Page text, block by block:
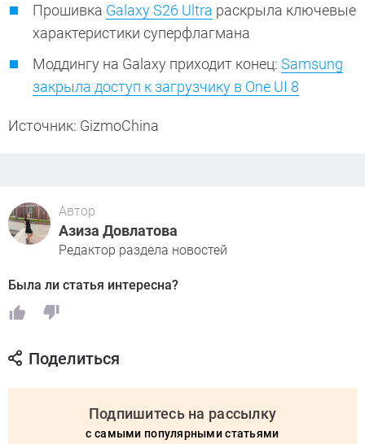
Прошивка Galaxy S26 Ultra раскрыла ключевые
характеристики суперфлагмана
Моддингу на Galaxy приходит конец: Samsung
закрыла доступ к загрузчику в One UI 8
Источник: GizmoChina
Автор
Азиза Довлатова
Редактор раздела новостей
Была ли статья интересна?
Поделиться
Подпишитесь на рассылку
с самыми популярными статьями